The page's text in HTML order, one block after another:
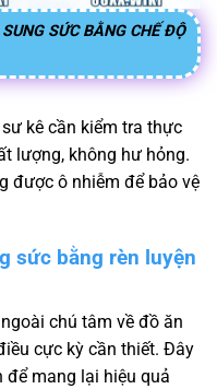
SỨC BẰNG CHẾ ĐỘ
kê cần kiểm tra thực
lượng, không hư hỏng.
được ô nhiễm để bảo vệ
sức bằng rèn luyện
ngoài chú tâm về đồ ăn
cực kỳ cần thiết. Đây
để mang lại hiệu quả